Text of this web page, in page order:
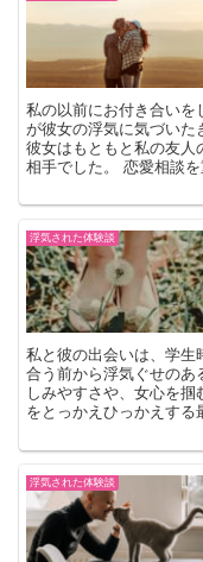
私の以前にお付き合いを
が彼女の浮気に気づいた
彼女はもともと私の友人
相手でした。 恋愛相談
浮気された体験談
私と彼の出会いは、学生
合う前から浮気ぐせのあ
しみやすさや、女心を
をとっかえひっかえする
浮気された体験談